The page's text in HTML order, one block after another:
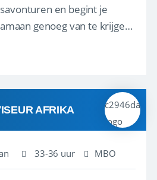
en begint je
genoeg van te krijgen?
meerdere enthousiaste
hun droomreis. Voor dez...
AFRIKA
33-36 uur MBO